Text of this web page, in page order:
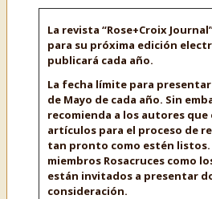
La revista “Rose+Croix
para su próxima edición
publicará cada año.
La fecha límite para
de Mayo de cada año. Sin
recomienda a los autores que
artículos para el proceso de
tan pronto como estén
miembros Rosacruces como
están invitados a presentar
consideración.